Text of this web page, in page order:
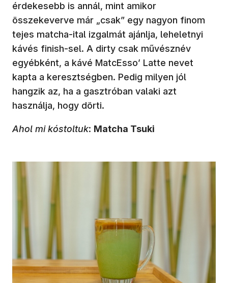
érdekesebb is annál, mint amikor
összekeverve már „csak” egy nagyon finom
tejes matcha-ital izgalmát ajánlja, leheletnyi
kávés finish-sel. A dirty csak művésznév
egyébként, a kávé MatcEsso’ Latte nevet
kapta a keresztségben. Pedig milyen jól
hangzik az, ha a gasztróban valaki azt
használja, hogy dörti.
Ahol mi kóstoltuk: Matcha Tsuki